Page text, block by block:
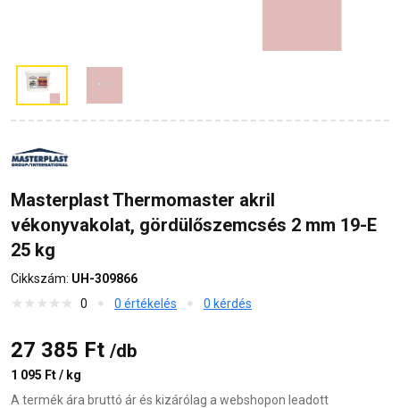
Masterplast Thermomaster akril
vékonyvakolat, gördülőszemcsés 2 mm 19-E
25 kg
Cikkszám: UH-309866
0
0 értékelés 0 kérdés
27 385 Ft /db
1 095 Ft / kg
A termék ára bruttó ár és kizárólag a webshopon leadott